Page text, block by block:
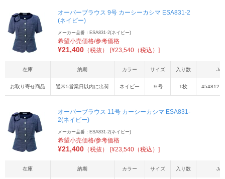
オーバーブラウス 9号 カーシーカシマ ESA831-2
(ネイビー)
メーカー品番：ESA831-2(ネイビー)
希望小売価格/参考価格
¥21,400 （税抜） [¥23,540（税込）]
在庫 納期 カラー サイズ 入り数
お取り寄せ商品 通常5営業日以内に出荷 ネイビー ９号 1枚
オーバーブラウス 11号 カーシーカシマ ESA831-
2(ネイビー)
メーカー品番：ESA831-2(ネイビー)
希望小売価格/参考価格
¥21,400 （税抜） [¥23,540（税込）]
在庫 納期 カラー サイズ 入り数